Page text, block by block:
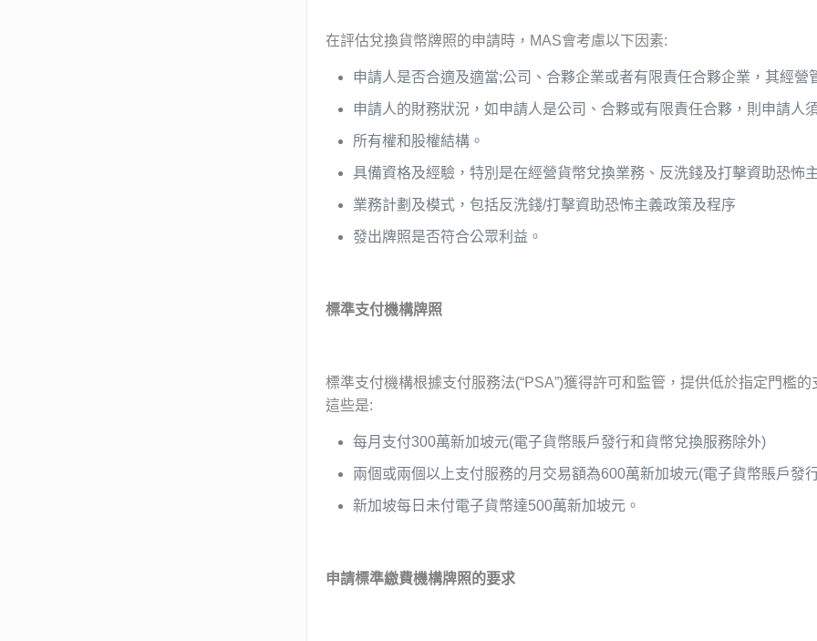
在評估兌換貨幣牌照的申請時，MAS會考慮以下因素:
申請人是否合適及適當;公司、合夥企業或者有限責任合夥企業，其經營
申請人的財務狀況，如申請人是公司、合夥或有限責任合夥，則申請人
所有權和股權結構。
具備資格及經驗，特別是在經營貨幣兌換業務、反洗錢及打擊資助恐怖
業務計劃及模式，包括反洗錢/打擊資助恐怖主義政策及程序
發出牌照是否符合公眾利益。
標準支付機構牌照
標準支付機構根據支付服務法(“PSA”)獲得許可和監管，提供低於指定門檻
這些是:
每月支付300萬新加坡元(電子貨幣賬戶發行和貨幣兌換服務除外)
兩個或兩個以上支付服務的月交易額為600萬新加坡元(電子貨幣賬戶發
新加坡每日未付電子貨幣達500萬新加坡元。
申請標準繳費機構牌照的要求